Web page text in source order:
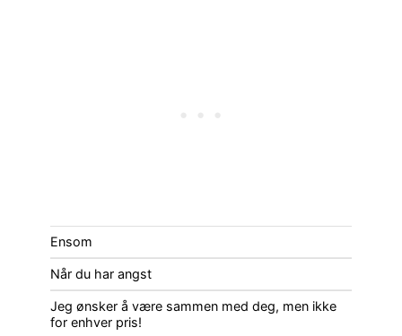
Ensom
Når du har angst
Jeg ønsker å være sammen med deg, men ikke
for enhver pris!